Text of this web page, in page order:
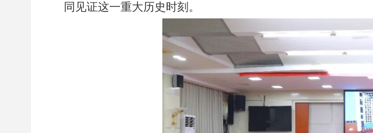
同见证这一重大历史时刻。